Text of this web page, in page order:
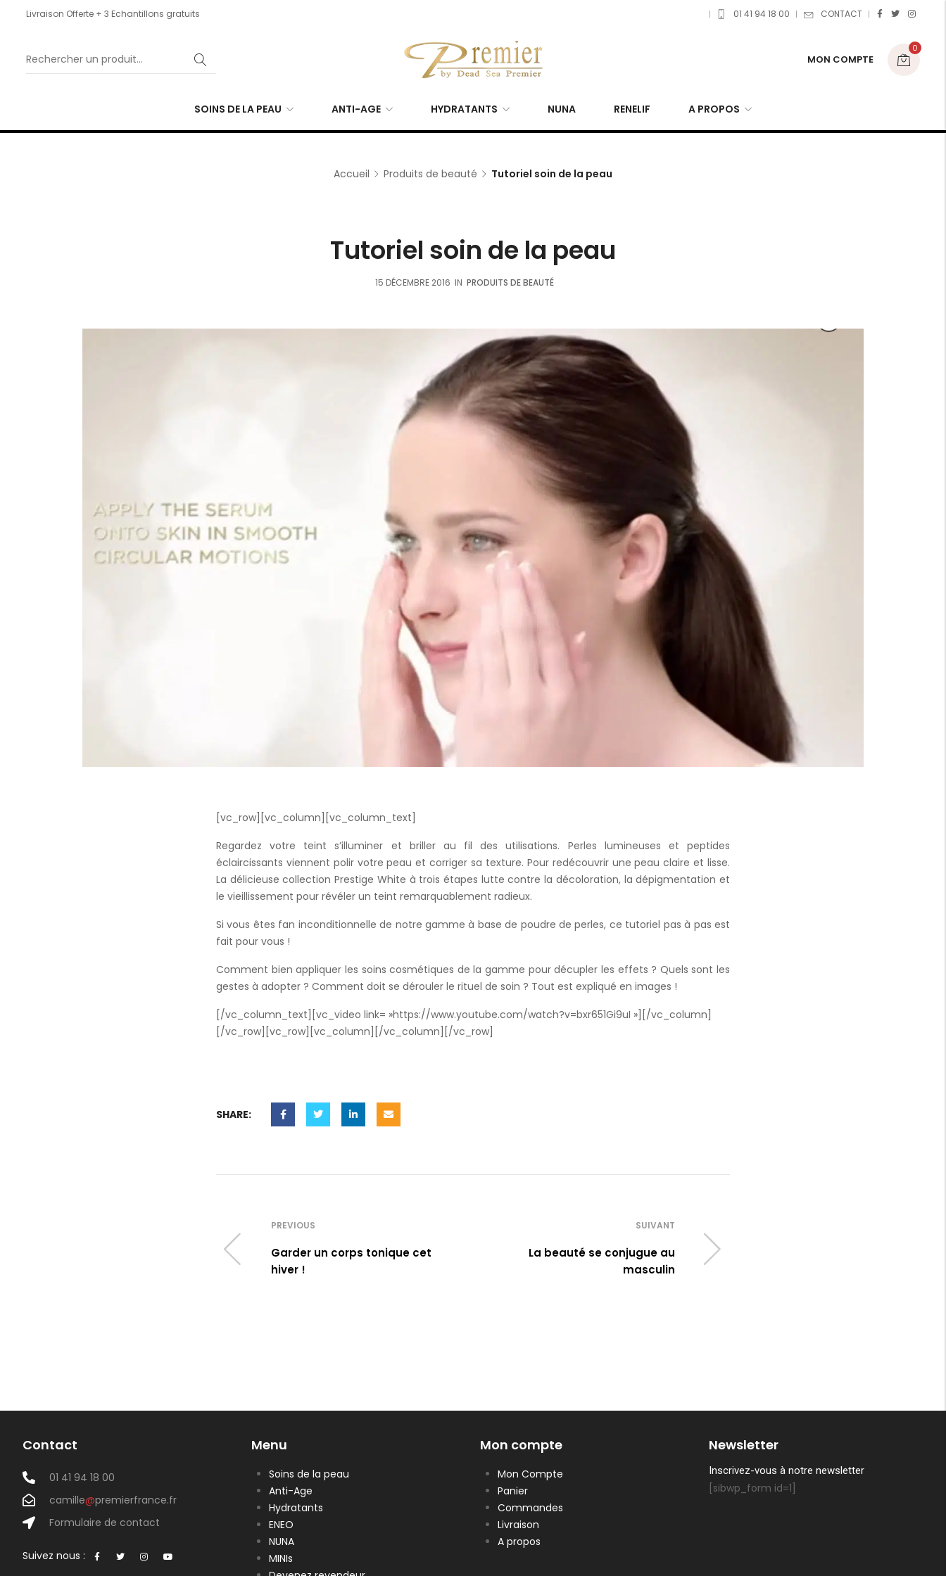
Livraison Offerte + 3 Echantillons gratuits 01 41 94 18 00 CONTACT
MON COMPTE
0
SOINS DE LA PEAU ANTI-AGE HYDRATANTS NUNA RENELIF A PROPOS
Accueil Produits de beauté Tutoriel soin de la peau
Tutoriel soin de la peau
15 DÉCEMBRE 2016 IN PRODUITS DE BEAUTÉ
[vc_row][vc_column][vc_column_text]
Regardez votre teint s’illuminer et briller au fil des utilisations. Perles lumineuses et peptides
éclaircissants viennent polir votre peau et corriger sa texture. Pour redécouvrir une peau claire et lisse.
La délicieuse collection Prestige White à trois étapes lutte contre la décoloration, la dépigmentation et
le vieillissement pour révéler un teint remarquablement radieux.
Si vous êtes fan inconditionnelle de notre gamme à base de poudre de perles, ce tutoriel pas à pas est
fait pour vous !
Comment bien appliquer les soins cosmétiques de la gamme pour décupler les effets ? Quels sont les
gestes à adopter ? Comment doit se dérouler le rituel de soin ? Tout est expliqué en images !
[/vc_column_text][vc_video link= »https://www.youtube.com/watch?v=bxr651Gi9uI »][/vc_column]
[/vc_row][vc_row][vc_column][/vc_column][/vc_row]
SHARE:
PREVIOUS
Garder un corps tonique cet
hiver !
SUIVANT
La beauté se conjugue au
masculin
Contact
01 41 94 18 00
camille@premierfrance.fr
Formulaire de contact
Suivez nous :
Menu
Soins de la peau
Anti-Age
Hydratants
ENEO
NUNA
MINIs
Mon compte
Mon Compte
Panier
Commandes
Livraison
A propos
Newsletter
Inscrivez-vous à notre newsletter
[sibwp_form id=1]